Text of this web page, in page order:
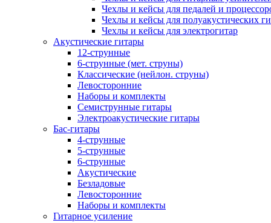
Чехлы и кейсы для педалей и
Чехлы и кейсы для полуакустических
Чехлы и кейсы для электрогитар
Акустические гитары
12-струнные
6-струнные (мет. струны)
Классические (нейлон. струны)
Левосторонние
Наборы и комплекты
Семиструнные гитары
Электроакустические гитары
Бас-гитары
4-струнные
5-струнные
6-струнные
Акустические
Безладовые
Левосторонние
Наборы и комплекты
Гитарное усиление